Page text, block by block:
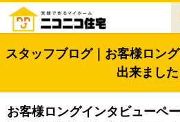
スタッフブログ｜お客様ロン
出来ました
お客様ロングインタビューペ